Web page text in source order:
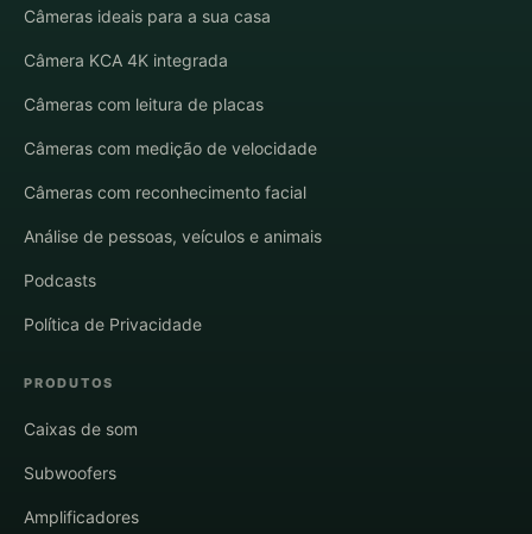
Câmeras ideais para a sua casa
Câmera KCA 4K integrada
Câmeras com leitura de placas
Câmeras com medição de velocidade
Câmeras com reconhecimento facial
Análise de pessoas, veículos e animais
Podcasts
Política de Privacidade
PRODUTOS
Caixas de som
Subwoofers
Amplificadores